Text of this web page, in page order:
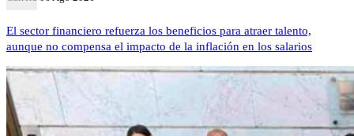
El sector financiero refuerza los beneficios para atraer talento,
aunque no compensa el impacto de la inflación en los salarios